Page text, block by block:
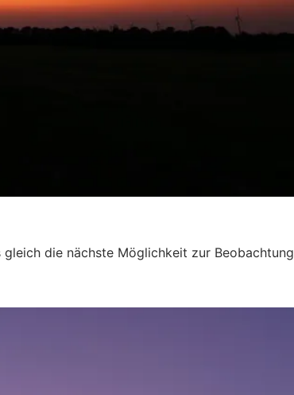
die nächste Möglichkeit zur Beobachtung